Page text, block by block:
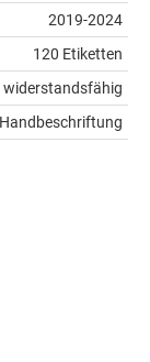
2019-2024
120 Etiketten
widerstandsfähig